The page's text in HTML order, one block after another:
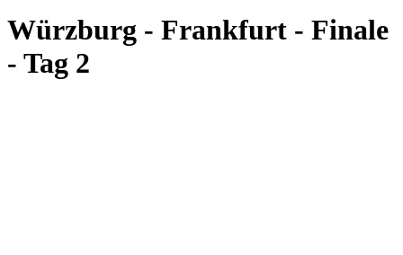
Würzburg - Frankfurt - Finale
- Tag 2